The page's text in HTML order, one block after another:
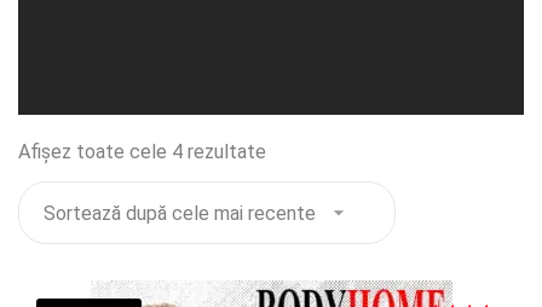
Afișez toate cele 4 rezultate
după
cele
mai
recente